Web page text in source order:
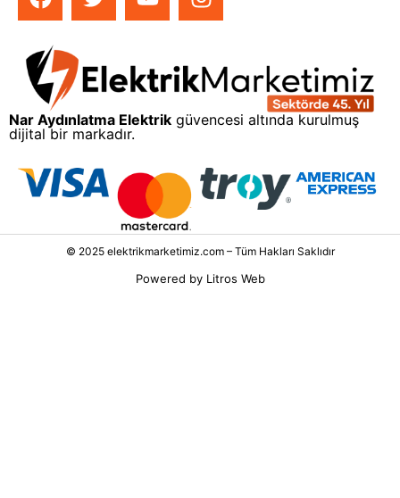
Nar Aydınlatma Elektrik güvencesi altında kurulmuş
dijital bir markadır.
© 2025 elektrikmarketimiz.com – Tüm Hakları Saklıdır
Powered by Litros Web